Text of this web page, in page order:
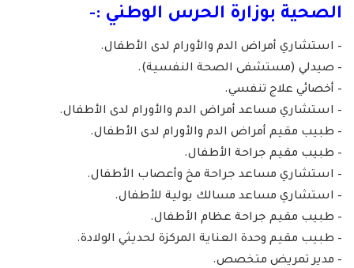
الصحية بوزارة الحرس الوطني :-
– استشاري أمراض الدم والأورام لدى الأطفال.
– صيدلي (مستشفى الصحة النفسية).
– أخصائي علاج تنفسي.
– استشاري مساعد أمراض الدم والأورام لدى الأطفال.
– طبيب مقيم أمراض الدم والأورام لدى الأطفال.
– طبيب مقيم جراحة الأطفال.
– استشاري مساعد جراحة مخ وأعصاب الأطفال.
– استشاري مساعد مسالك بولية للأطفال.
– طبيب مقيم جراحة عظام الأطفال.
– طبيب مقيم وحدة العناية المركزة لحديثي الولادة.
– مدير تمريض متخصص.